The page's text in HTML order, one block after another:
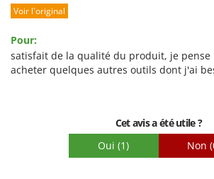
Voir l'original
Pour:
satisfait de la qualité du produit, je pense
acheter quelques autres outils dont j'ai
Cet avis a été utile ?
Oui (1) Non